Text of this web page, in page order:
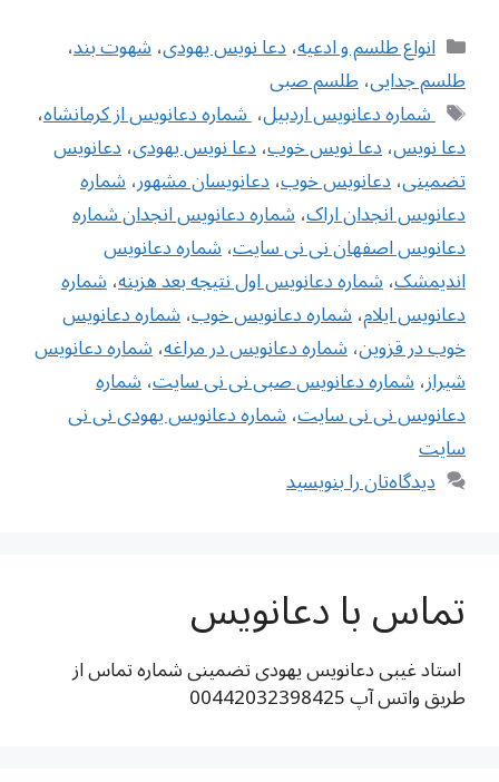
دسته‌ها
انواع طلسم و ادعیه،دعا نویس یهودی،شهوت بند،
طلسم جدایی،طلسم صبی
برچسب‌ها
‌‌ شماره دعانویس اردبیل،‌ شماره دعانویس از کرمانشاه،
دعا نویس،دعا نویس خوب،دعا نویس یهودی،دعانویس
تضمینی،دعانویس خوب،دعانویسان مشهور،شماره
دعانویس انجدان اراک،شماره دعانویس انجدان شماره
دعانویس اصفهان نی نی سایت،شماره دعانویس
اندیمشک،شماره دعانویس اول نتیجه بعد هزینه،شماره
دعانویس ایلام،شماره دعانویس خوب،شماره دعانویس
خوب در قزوین،شماره دعانویس در مراغه،شماره دعانویس
شیراز،شماره دعانویس صبی نی نی سایت،شماره
دعانویس نی نی سایت،شماره دعانویس یهودی نی نی
سایت
دیدگاه‌تان را بنویسید
تماس با دعانویس
استاد غیبی دعانویس یهودی تضمینی شماره تماس از
طریق واتس آپ 00442032398425